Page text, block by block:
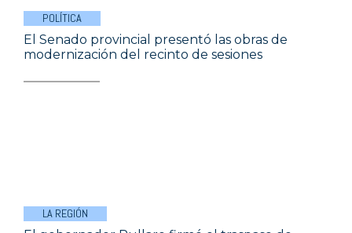
POLÍTICA
El Senado provincial presentó las obras de
modernización del recinto de sesiones
LA REGIÓN